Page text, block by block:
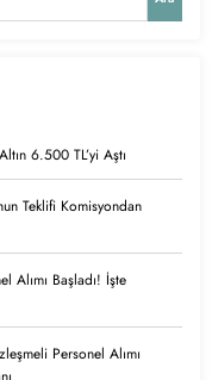
6.500 TL’yi Aştı
Teklifi Komisyondan
Alımı Başladı! İşte
Personel Alımı